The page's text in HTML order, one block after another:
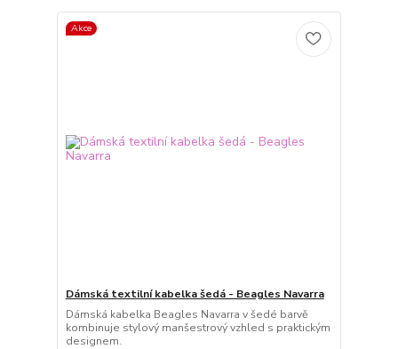
Akce
Dámská textilní kabelka šedá - Beagles Navarra
Dámská kabelka Beagles Navarra v šedé barvě
kombinuje stylový manšestrový vzhled s praktickým
designem.